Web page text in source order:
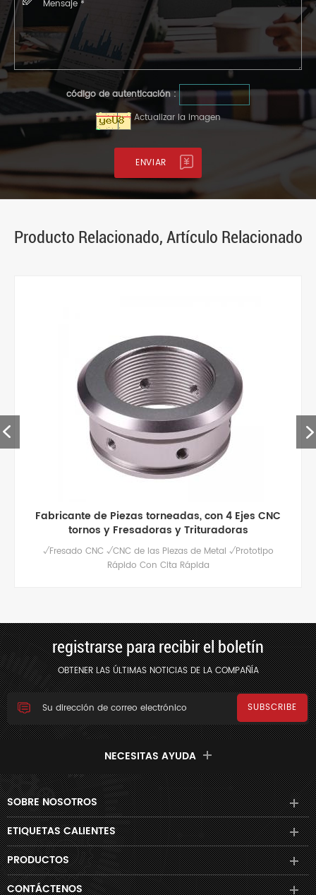
código de autenticación :
Actualizar la imagen
Producto Relacionado, Artículo Relacionado
piezas de aluminio de mecanizado cnc de alta
calidad personalizadas
Servicio de fresado cnc de alta calidad para piezas de
aluminio personalizadas, pulido / anodizado y otros
registrarse para recibir el boletín
OBTENER LAS ÚLTIMAS NOTICIAS DE LA COMPAÑÍA
NECESITAS AYUDA
SOBRE NOSOTROS
ETIQUETAS CALIENTES
PRODUCTOS
CONTÁCTENOS